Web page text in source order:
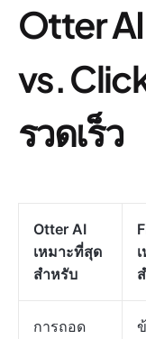
Otter
vs.
รวดเร็ว
Otter AI
เหมาะที่สุด
สำหรับ
การถอด